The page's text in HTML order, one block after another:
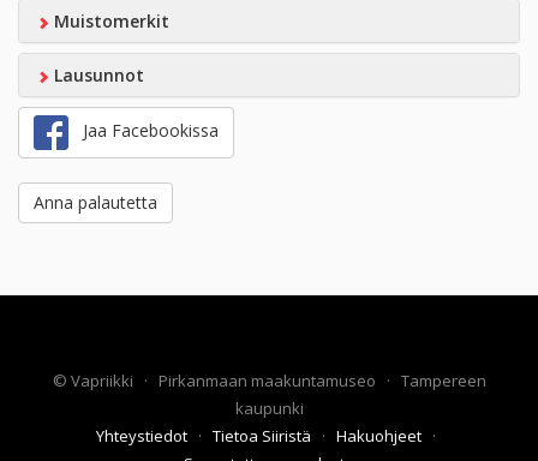
Muistomerkit
Lausunnot
Jaa Facebookissa
Anna palautetta
© Vapriikki · Pirkanmaan maakuntamuseo · Tampereen
kaupunki
Yhteystiedot · Tietoa Siiristä · Hakuohjeet ·